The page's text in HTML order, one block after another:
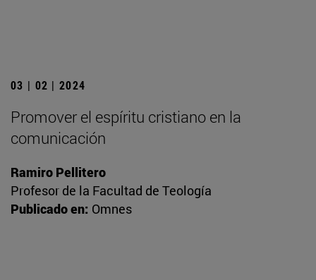
03 | 02 | 2024
Promover el espíritu cristiano en la
comunicación
Ramiro Pellitero
Profesor de la Facultad de Teología
Publicado en: Omnes